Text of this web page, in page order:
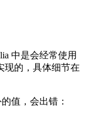
中是会经常使用
现的，具体细节在
值，会出错：